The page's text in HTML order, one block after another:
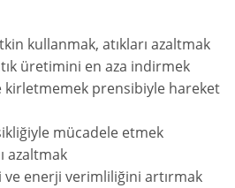
kullanmak, atıkları azaltmak
üretimini en aza indirmek
kirletmemek prensibiyle hareket
mücadele etmek
azaltmak
enerji verimliliğini artırmak